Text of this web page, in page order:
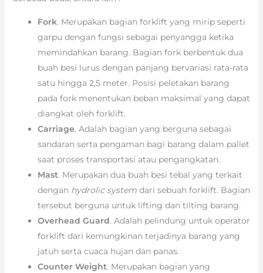
Fork. Merupakan bagian forklift yang mirip seperti
garpu dengan fungsi sebagai penyangga ketika
memindahkan barang. Bagian fork berbentuk dua
buah besi lurus dengan panjang bervariasi rata-rata
satu hingga 2,5 meter. Posisi peletakan barang
pada fork menentukan beban maksimal yang dapat
diangkat oleh forklift.
Carriage. Adalah bagian yang berguna sebagai
sandaran serta pengaman bagi barang dalam pallet
saat proses transportasi atau pengangkatan.
Mast. Merupakan dua buah besi tebal yang terkait
dengan hydrolic systemdari sebuah forklift. Bagian
tersebut berguna untuk lifting dan tilting barang.
Overhead Guard. Adalah pelindung untuk operator
forklift dari kemungkinan terjadinya barang yang
jatuh serta cuaca hujan dan panas.
Counter Weight. Merupakan bagian yang